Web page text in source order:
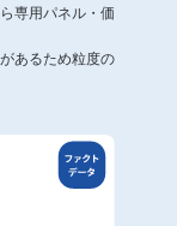
専用パネル・価
あるため粒度の